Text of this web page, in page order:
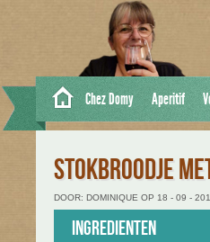
Chez Domy Aperitif
STOKBROODJE
DOOR: DOMINIQUE OP 18 - 09 -
Ingredienten